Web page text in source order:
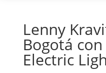
Lenny
Bogotá
Electric